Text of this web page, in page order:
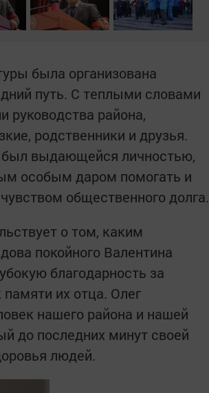
была организована
путь. С теплыми словами
руководства района,
родственники и друзья.
был выдающейся личностью,
особым даром помогать и
общественного долга.
о том, каким
покойного Валентина
благодарность за
их отца. Олег
нашего района и нашей
до последних минут своей
людей.